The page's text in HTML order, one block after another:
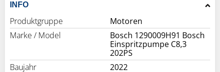
INFO
Produktgruppe
Motoren
Marke / Model
Bosch 1290009H91 Bosch
Einspritzpumpe C8,3
202PS
Baujahr
2022